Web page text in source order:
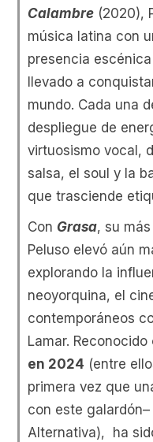
Calambre (2020),
música latina con
presencia
llevado a
mundo. Cada una
despliegue de
virtuosismo vocal,
salsa, el soul y la
que trasciende
Con Grasa, su
Peluso elevó aún
explorando la
neoyorquina, el
contemporáneos
Lamar. Reconocido
en 2024 (entre
primera vez que
con este
Alternativa), ha